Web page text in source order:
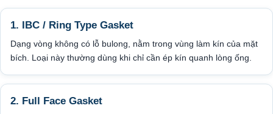
1. IBC / Ring Type Gasket
Dạng vòng không có lỗ bulong, nằm trong vùng làm kín của mặt
bích. Loại này thường dùng khi chỉ cần ép kín quanh lòng ống.
2. Full Face Gasket